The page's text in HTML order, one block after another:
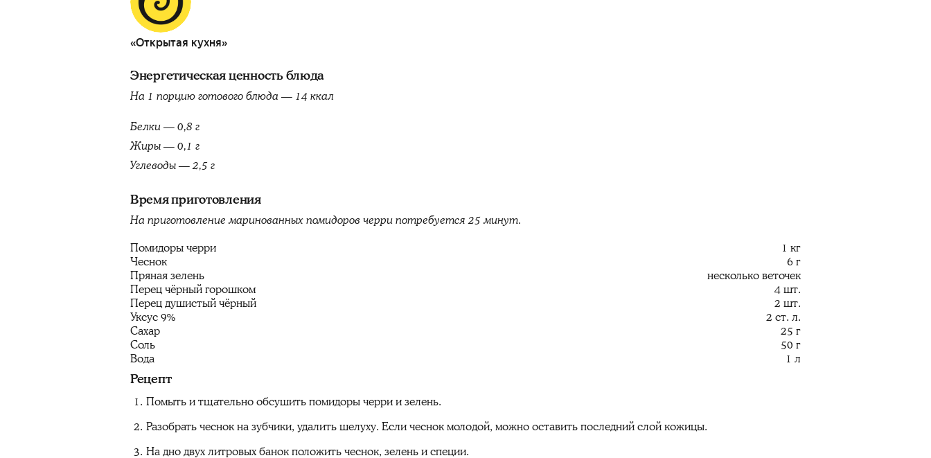
«Открытая кухня»
Энергетическая ценность блюда
На 1 порцию готового блюда — 14 ккал
Белки — 0,8 г
Жиры — 0,1 г
Углеводы — 2,5 г
Время приготовления
На приготовление маринованных помидоров черри потребуется 25 минут.
Помидоры черри
1 кг
Чеснок
6 г
Пряная зелень
несколько веточек
Перец чёрный горошком
4 шт.
Перец душистый чёрный
2 шт.
Уксус 9%
2 ст. л.
Сахар
25 г
Соль
50 г
Вода
1 л
Рецепт
Помыть и тщательно обсушить помидоры черри и зелень.
Разобрать чеснок на зубчики, удалить шелуху. Если чеснок молодой, можно оставить последний слой кожицы.
На дно двух литровых банок положить чеснок, зелень и специи.